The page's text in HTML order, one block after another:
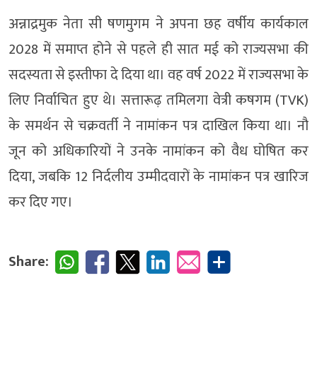
अन्नाद्रमुक नेता सी षणमुगम ने अपना छह वर्षीय कार्यकाल
2028 में समाप्त होने से पहले ही सात मई को राज्यसभा की
सदस्यता से इस्तीफा दे दिया था। वह वर्ष 2022 में राज्यसभा के
लिए निर्वाचित हुए थे। सत्तारूढ़ तमिलगा वेत्री कषगम (TVK)
के समर्थन से चक्रवर्ती ने नामांकन पत्र दाखिल किया था। नौ
जून को अधिकारियों ने उनके नामांकन को वैध घोषित कर
दिया, जबकि 12 निर्दलीय उम्मीदवारों के नामांकन पत्र खारिज
कर दिए गए।
Share: